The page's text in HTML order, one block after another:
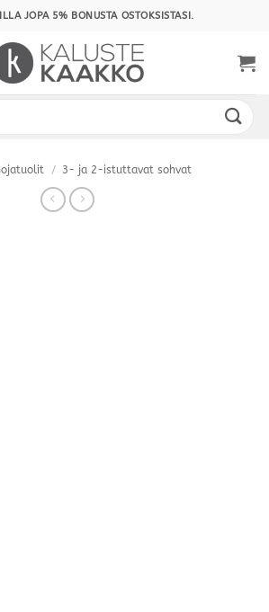
JOPA 5% BONUSTA OSTOKSISTASI.
/ 3- ja 2-istuttavat sohvat